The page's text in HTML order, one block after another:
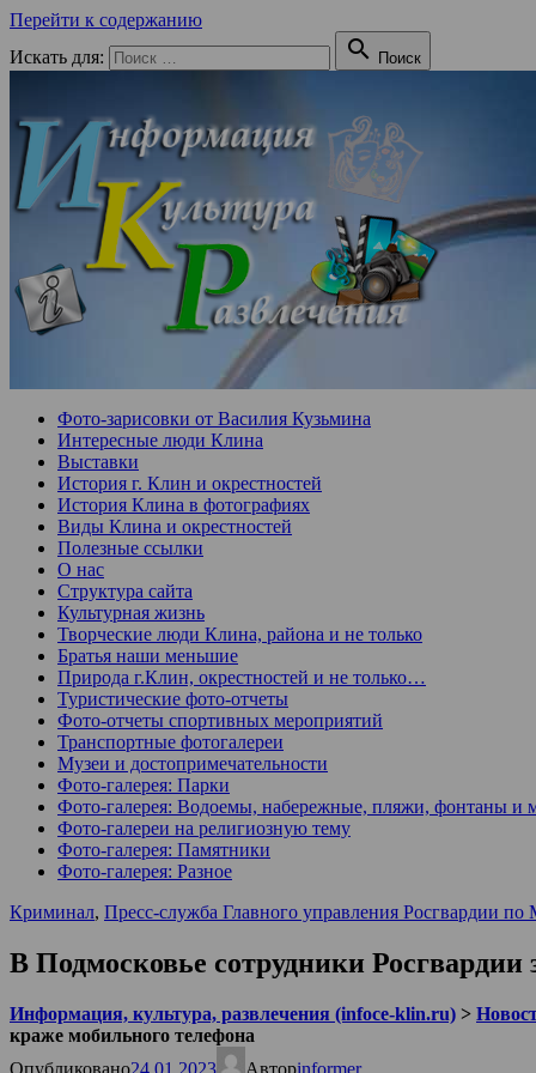
Перейти к содержанию
Искать для:
 Поиск
Фото-зарисовки от Василия Кузьмина
Интересные люди Клина
Выставки
История г. Клин и окрестностей
История Клина в фотографиях
Виды Клина и окрестностей
Полезные ссылки
О нас
Структура сайта
Культурная жизнь
Творческие люди Клина, района и не только
Братья наши меньшие
Природа г.Клин, окрестностей и не только…
Туристические фото-отчеты
Фото-отчеты спортивных мероприятий
Транспортные фотогалереи
Музеи и достопримечательности
Фото-галерея: Парки
Фото-галерея: Водоемы, набережные, пляжи, фонтаны и
Фото-галереи на религиозную тему
Фото-галерея: Памятники
Фото-галерея: Разное
Криминал, Пресс-служба Главного управления Росгвардии по
В Подмосковье сотрудники Росгвардии
Информация, культура, развлечения (infoce-klin.ru) >
краже мобильного телефона
Опубликовано24.01.2023 Авторinformer